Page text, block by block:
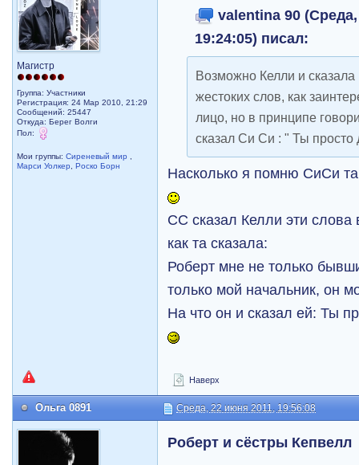
Магистр
Группа: Участники
Регистрация: 24 Мар 2010, 21:29
Сообщений: 25447
Откуда: Берег Волги
Пол:
Мои группы:Сиреневый мир
Марси Уолкер
,Роско Борн
valentina 90
19:24:05) писал:
Возможно Келли и
жестоких слов, как
лицо, но в принципе
сказал Си Си : " Ты просто
Насколько я помню СиСи
СС сказал Келли эти слова
как та сказала:
Роберт мне не только
только мой начальник, он
На что он и сказал ей: Ты
Наверх
Ольга 0891 Среда, 22 июня 2011, 19:56:08
Роберт и сёстры Кепвелл